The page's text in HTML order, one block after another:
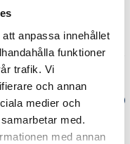
anpassa innehållet
funktioner
trafik. Vi
och annan
medier och
med.
med annan
för att fungera som
Verified by Trustvoice